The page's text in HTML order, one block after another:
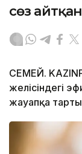
сөз
СЕМЕЙ.
желісіндегі
жауапқа